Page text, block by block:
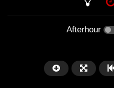
Afterhour